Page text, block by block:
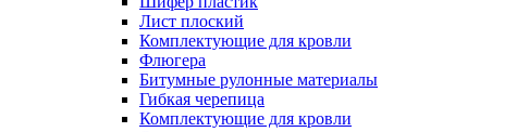
Лист плоский
Комплектующие для кровли
Флюгера
Битумные рулонные материалы
Гибкая черепица
Комплектующие для кровли